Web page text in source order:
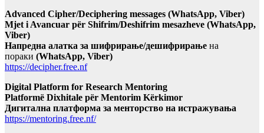
Advanced Cipher/Deciphering messages (WhatsApp, Viber)
Mjet i Avancuar për Shifrim/Deshifrim mesazheve (WhatsApp,
Viber)
Напредна алатка за шифрирање/дешифрирање на
пораки (WhatsApp, Viber)
https://decipher.free.nf
Digital Platform for Research Mentoring
Platformë Dixhitale për Mentorim Kërkimor
Дигитална платформа за менторство на истражувања
https://mentoring.free.nf/